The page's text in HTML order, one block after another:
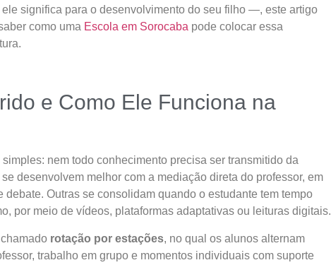
significa para o desenvolvimento do seu filho —, este artigo
como uma Escola em Sorocaba pode colocar essa
e Como Ele Funciona na
nem todo conhecimento precisa ser transmitido da
desenvolvem melhor com a mediação direta do professor, em
Outras se consolidam quando o estudante tem tempo
por meio de vídeos, plataformas adaptativas ou leituras digitais.
rotação por estações, no qual os alunos alternam
trabalho em grupo e momentos individuais com suporte